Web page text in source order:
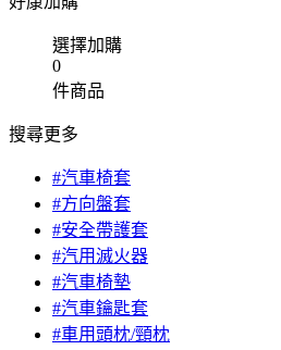
選擇加購
0
件商品
搜尋更多
#汽車椅套
#方向盤套
#安全帶護套
#汽用滅火器
#汽車椅墊
#汽車鑰匙套
#車用頭枕/頸枕